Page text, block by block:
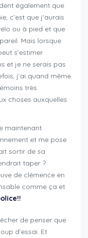
également que
c’est que j’aurais
ou à pied et que
Mais lorsque
s’estimer
et je ne serais pas
j’ai quand même
très
choses auxquelles
maintenant
et me pose
sortir de sa
taper ?
de clémence en
comme ça et
de penser que
d’essai. Et